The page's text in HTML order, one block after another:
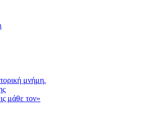
μνήμη.
μάθε τον»